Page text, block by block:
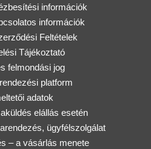
információk
információk
Feltételek
Tájékoztató
felmondási jog
platform
adatok
elállás esetén
ügyfélszolgálat
– a vásárlás menete